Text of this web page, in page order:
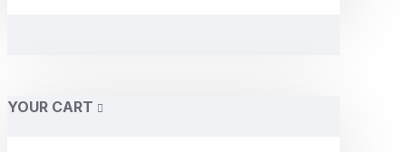
YOUR CART